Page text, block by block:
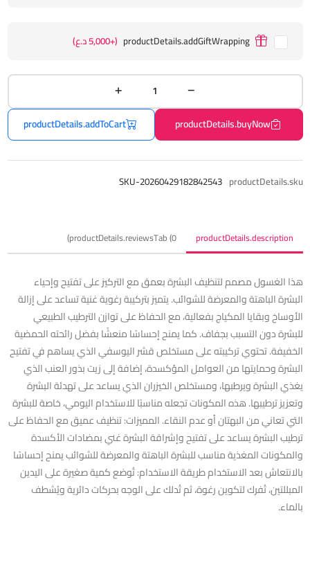
productDetails.addGiftWrapping (+5,000 د.ع)
productDetails.buyNow
productDetails.addToCart
productDetails.sku
SKU-20260429182842543
productDetails.description
productDetails.reviewsTab (0)
هذا الغسول مصمم لتنظيف البشرة بعمق مع التركيز على تفتيح وإحياء
البشرة الباهتة والمعرضة للشوائب. يتميز بتركيبة رغوية غنية تساعد على إزالة
الأوساخ وبقايا المكياج بفعالية، مع الحفاظ على توازن الترطيب الطبيعي
للبشرة دون التسبب بجفاف. كما يمنح إحساسًا منعشًا بفضل رائحته الحمضية
الخفيفة. تحتوي تركيبته على مستخلص قشر اليوسفي الذي يساهم في تفتيح
البشرة وحمايتها من العوامل المؤكسدة، إضافة إلى زيت بذور العنب الذي
يغذي البشرة ويرطبها، ومستخلص الخيزران الذي يساعد على تهدئة البشرة
وتعزيز ترطيبها. هذه المكونات تجعله مناسبًا للاستخدام اليومي، خاصة للبشرة
التي تعاني من البهتان أو عدم النقاء. المميزات: تنظيف عميق مع الحفاظ على
ترطيب البشرة يساعد على تفتيح وإشراقة البشرة غني بمضادات الأكسدة
والمكونات المغذية مناسب للبشرة الباهتة والمعرضة للشوائب يمنح إحساسًا
بالانتعاش بعد الاستخدام طريقة الاستخدام: تُوضع كمية صغيرة على اليدين
المبللتين، تُفرك لتكوين رغوة، ثم تُدلك على الوجه بحركات دائرية ويُشطف
بالماء.